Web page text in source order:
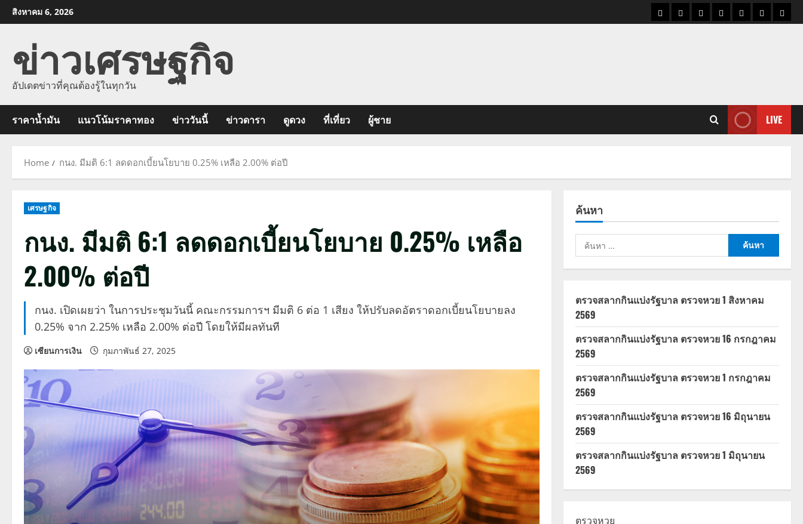
Skip
to
สิงหาคม 6, 2026
ราคาแนว
ข่าว
ข่าว
ดูด
ที่
ผู้ชา
ข่าวเศรษฐกิจ
อัปเดตข่าวที่คุณต้องรู้ในทุกวัน
ราคาน้ำมัน แนวโน้มราคาทอง ข่าววันนี้ ข่าวดารา ดูดวง ที่เที่ยว ผู้ชาย LIVE
Home กนง. มีมติ 6:1 ลดดอกเบี้ยนโยบาย 0.25% เหลือ 2.00% ต่อปี
เศรษฐกิจ
กนง. มีมติ 6:1 ลดดอกเบี้ยนโยบาย 0.25% เหลือ
2.00% ต่อปี
กนง. เปิดเผยว่า ในการประชุมวันนี้ คณะกรรมการฯ มีมติ 6 ต่อ 1 เสียง ให้ปรับลดอัตราดอกเบี้ยนโยบายลง
0.25% จาก 2.25% เหลือ 2.00% ต่อปี โดยให้มีผลทันที
เซียนการเงิน กุมภาพันธ์ 27, 2025
ค้นหา
ค้นหา
สำหรับ:
ตรวจสลากกินแบ่งรัฐบาล ตรวจหวย 1 สิงหาคม
2569
ตรวจสลากกินแบ่งรัฐบาล ตรวจหวย 16 กรกฎาคม
2569
ตรวจสลากกินแบ่งรัฐบาล ตรวจหวย 1 กรกฎาคม
2569
ตรวจสลากกินแบ่งรัฐบาล ตรวจหวย 16 มิถุนายน
2569
ตรวจสลากกินแบ่งรัฐบาล ตรวจหวย 1 มิถุนายน
2569
ตรวจหวย